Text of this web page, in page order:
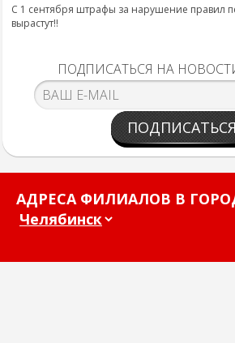
С 1 сентября штрафы за нарушение правил
вырастут!!
ПОДПИСАТЬСЯ НА
ПОДПИСАТЬСЯ
АДРЕСА ФИЛИАЛОВ В